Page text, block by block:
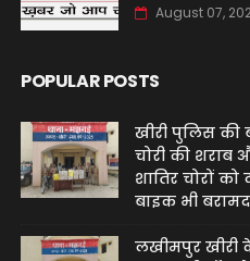
August 07,
POPULAR POSTS
खीरी पुलिस की
चोरी की
शातिर चोरों
बाइक भी बरामद
लखीमपुर खीरी